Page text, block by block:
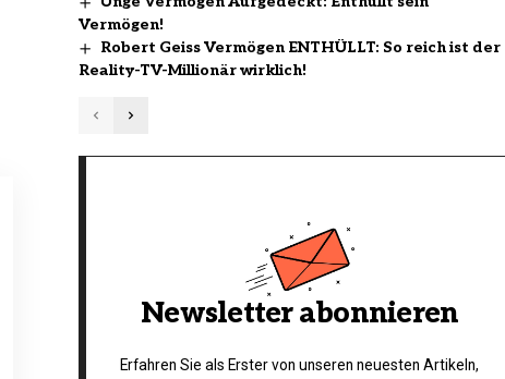
Vermögen!
Robert Geiss Vermögen ENTHÜLLT: So reich ist der
Reality-TV-Millionär wirklich!
Newsletter abonnieren
Erfahren Sie als Erster von unseren neuesten Artikeln,